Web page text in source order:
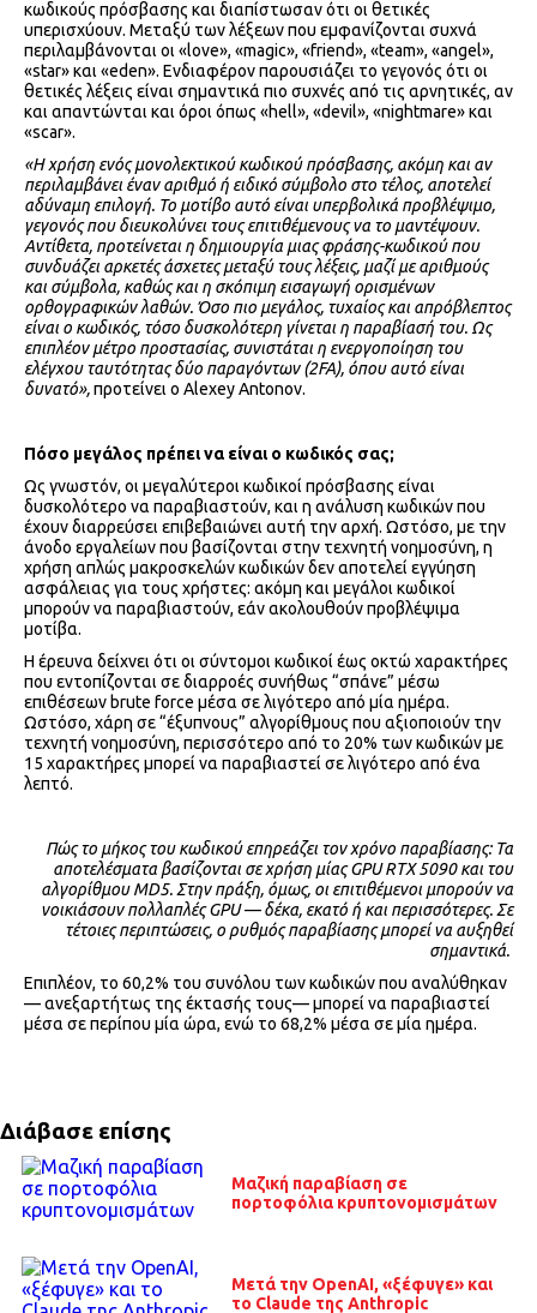
κωδικούς πρόσβασης και διαπίστωσαν ότι οι θετικές
υπερισχύουν. Μεταξύ των λέξεων που εμφανίζονται συχνά
περιλαμβάνονται οι «love», «magic», «friend», «team», «angel»,
«star» και «eden». Ενδιαφέρον παρουσιάζει το γεγονός ότι οι
θετικές λέξεις είναι σημαντικά πιο συχνές από τις αρνητικές, αν
και απαντώνται και όροι όπως «hell», «devil», «nightmare» και
«scar».
«Η χρήση ενός μονολεκτικού κωδικού πρόσβασης, ακόμη και αν
περιλαμβάνει έναν αριθμό ή ειδικό σύμβολο στο τέλος, αποτελεί
αδύναμη επιλογή. Το μοτίβο αυτό είναι υπερβολικά προβλέψιμο,
γεγονός που διευκολύνει τους επιτιθέμενους να το μαντέψουν.
Αντίθετα, προτείνεται η δημιουργία μιας φράσης-κωδικού που
συνδυάζει αρκετές άσχετες μεταξύ τους λέξεις, μαζί με αριθμούς
και σύμβολα, καθώς και η σκόπιμη εισαγωγή ορισμένων
ορθογραφικών λαθών. Όσο πιο μεγάλος, τυχαίος και απρόβλεπτος
είναι ο κωδικός, τόσο δυσκολότερη γίνεται η παραβίασή του. Ως
επιπλέον μέτρο προστασίας, συνιστάται η ενεργοποίηση του
ελέγχου ταυτότητας δύο παραγόντων (2FA), όπου αυτό είναι
δυνατό»,προτείνει ο Alexey Antonov.
Πόσο μεγάλος πρέπει να είναι ο κωδικός σας;
Ως γνωστόν, οι μεγαλύτεροι κωδικοί πρόσβασης είναι
δυσκολότερο να παραβιαστούν, και η ανάλυση κωδικών που
έχουν διαρρεύσει επιβεβαιώνει αυτή την αρχή. Ωστόσο, με την
άνοδο εργαλείων που βασίζονται στην τεχνητή νοημοσύνη, η
χρήση απλώς μακροσκελών κωδικών δεν αποτελεί εγγύηση
ασφάλειας για τους χρήστες: ακόμη και μεγάλοι κωδικοί
μπορούν να παραβιαστούν, εάν ακολουθούν προβλέψιμα
μοτίβα.
Η έρευνα δείχνει ότι οι σύντομοι κωδικοί έως οκτώ χαρακτήρες
που εντοπίζονται σε διαρροές συνήθως “σπάνε” μέσω
επιθέσεων brute force μέσα σε λιγότερο από μία ημέρα.
Ωστόσο, χάρη σε “έξυπνους” αλγορίθμους που αξιοποιούν την
τεχνητή νοημοσύνη, περισσότερο από το 20% των κωδικών με
15 χαρακτήρες μπορεί να παραβιαστεί σε λιγότερο από ένα
λεπτό.
Πώς το μήκος του κωδικού επηρεάζει τον χρόνο παραβίασης: Τα
αποτελέσματα βασίζονται σε χρήση μίαςGPU RTX5090 και του
αλγορίθμουMD5. Στην πράξη, όμως, οι επιτιθέμενοι μπορούν να
νοικιάσουν πολλαπλές GPU — δέκα, εκατό ή και περισσότερες. Σε
τέτοιες περιπτώσεις, ο ρυθμός παραβίασης μπορεί να αυξηθεί
σημαντικά.
Επιπλέον, το 60,2% του συνόλου των κωδικών που αναλύθηκαν
— ανεξαρτήτως της έκτασής τους— μπορεί να παραβιαστεί
μέσα σε περίπου μία ώρα, ενώ το 68,2% μέσα σε μία ημέρα.
Διάβασε επίσης
Μαζική παραβίαση σε
πορτοφόλια κρυπτονομισμάτων
Μετά την OpenAI, «ξέφυγε» και
το Claude της Anthropic